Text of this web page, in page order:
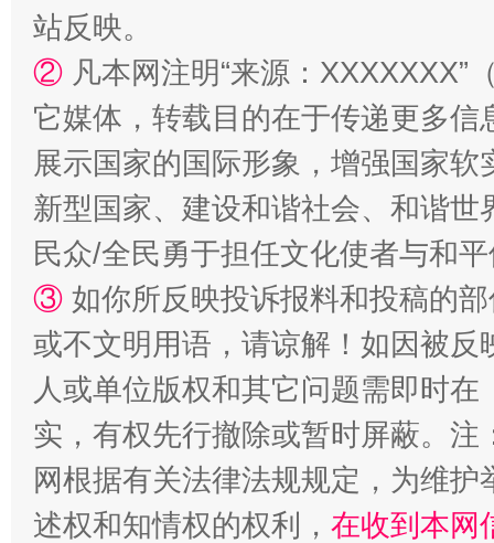
国家大学科技园优化重塑工作
扯下公款旅游的“隐身衣” 如何以
站反映。
② 凡本网注明“来源：
它媒体，转载目的在于传递更多
展示国家的国际形象，增强国家
新型国家、建设和谐社会、和谐
民众/全民勇于担任文化使者与和
③ 如你所反映投诉报料和投稿的
或不文明用语，请谅解！如因被
人或单位版权和其它问题需即时在
实，有权先行撤除或暂时屏蔽。
网根据有关法律法规规定，为维
述权和知情权的权利， 在收到本网